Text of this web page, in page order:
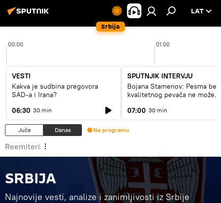
Srbija
LAT
00:00 01:00
VESTI
Kakva je sudbina pregovora
SAD-a i Irana?
06:30 30 min
SPUTNJIK INTERVJU
Bojana Stamenov: Pesma bez
kvalitetnog pevača ne može
07:00 30 min
Juče Danas Na programu
Reemiteri
SRBIJA
Najnovije vesti, analize i zanimljivosti iz Srbije